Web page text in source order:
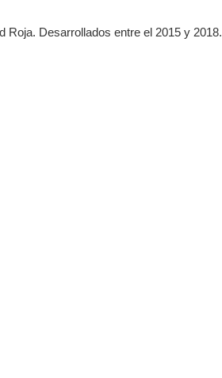
Roja. Desarrollados entre el 2015 y 2018.